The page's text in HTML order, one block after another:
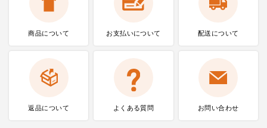
商品について お支払いについて 配送について
返品について よくある質問 お問い合わせ